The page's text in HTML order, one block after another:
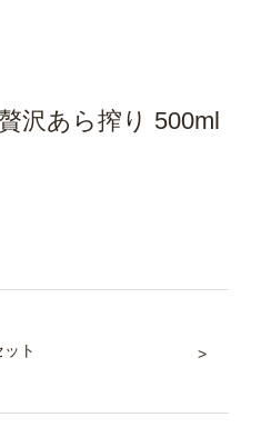
沢あら搾り 500ml
ト